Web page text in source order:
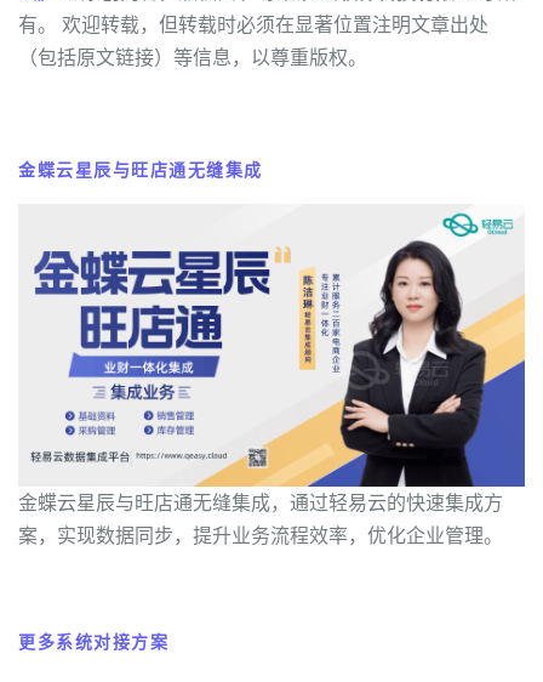
有。 欢迎转载，但转载时必须在显著位置注明文章出处
（包括原文链接）等信息，以尊重版权。
金蝶云星辰与旺店通无缝集成
金蝶云星辰与旺店通无缝集成，通过轻易云的快速集成方
案，实现数据同步，提升业务流程效率，优化企业管理。
更多系统对接方案